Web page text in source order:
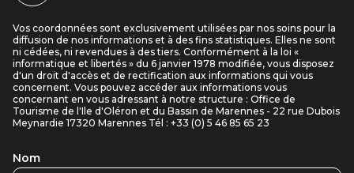
Vos coordonnées sont exclusivement utilisées par nos soins pour la
diffusion de nos informations et à des fins statistiques. Elles ne sont
ni cédées, ni revendues à des tiers. Conformément à la loi «
informatique et libertés » du 6 janvier 1978 modifiée, vous disposez
d'un droit d'accès et de rectification aux informations qui vous
concernent. Vous pouvez accéder aux informations vous
concernant en vous adressant à notre structure : Office de
Tourisme de l'Ile d'Oléron et du Bassin de Marennes - 22 rue Dubois
Meynardie 17320 Marennes Tél : +33 (0) 5 46 85 65 23
Nom